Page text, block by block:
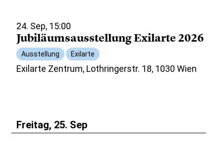
24. Sep, 15:00
Jubiläumsausstellung Exilarte 2026
Ausstellung Exilarte
Exilarte Zentrum, Lothringerstr. 18, 1030 Wien
Freitag, 25. Sep